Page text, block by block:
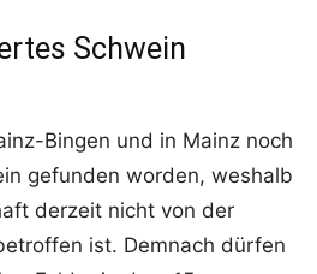
Schwein
Bingen und in Mainz noch
gefunden worden, weshalb
derzeit nicht von der
ist. Demnach dürfen